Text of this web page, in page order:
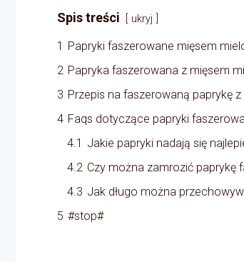
Spis treści ukryj
1 Papryki faszerowane mięsem
2 Papryka faszerowana z mięsem
3 Przepis na faszerowaną paprykę
4 Faqs dotyczące papryki
4.1 Jakie papryki nadają się
4.2 Czy można zamrozić paprykę
4.3 Jak długo można
5 #stop#